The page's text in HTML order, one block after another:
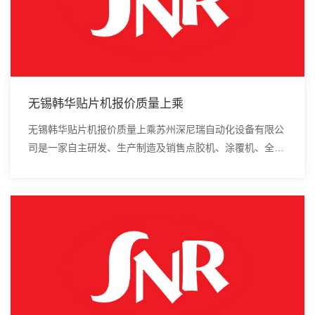
无锡韩华贴片机报价质量上乘
无锡韩华贴片机报价质量上乘苏州深尼瑞自动化设备有限公
司是一家自主研发、生产制造及销售点胶机、涂覆机、全自